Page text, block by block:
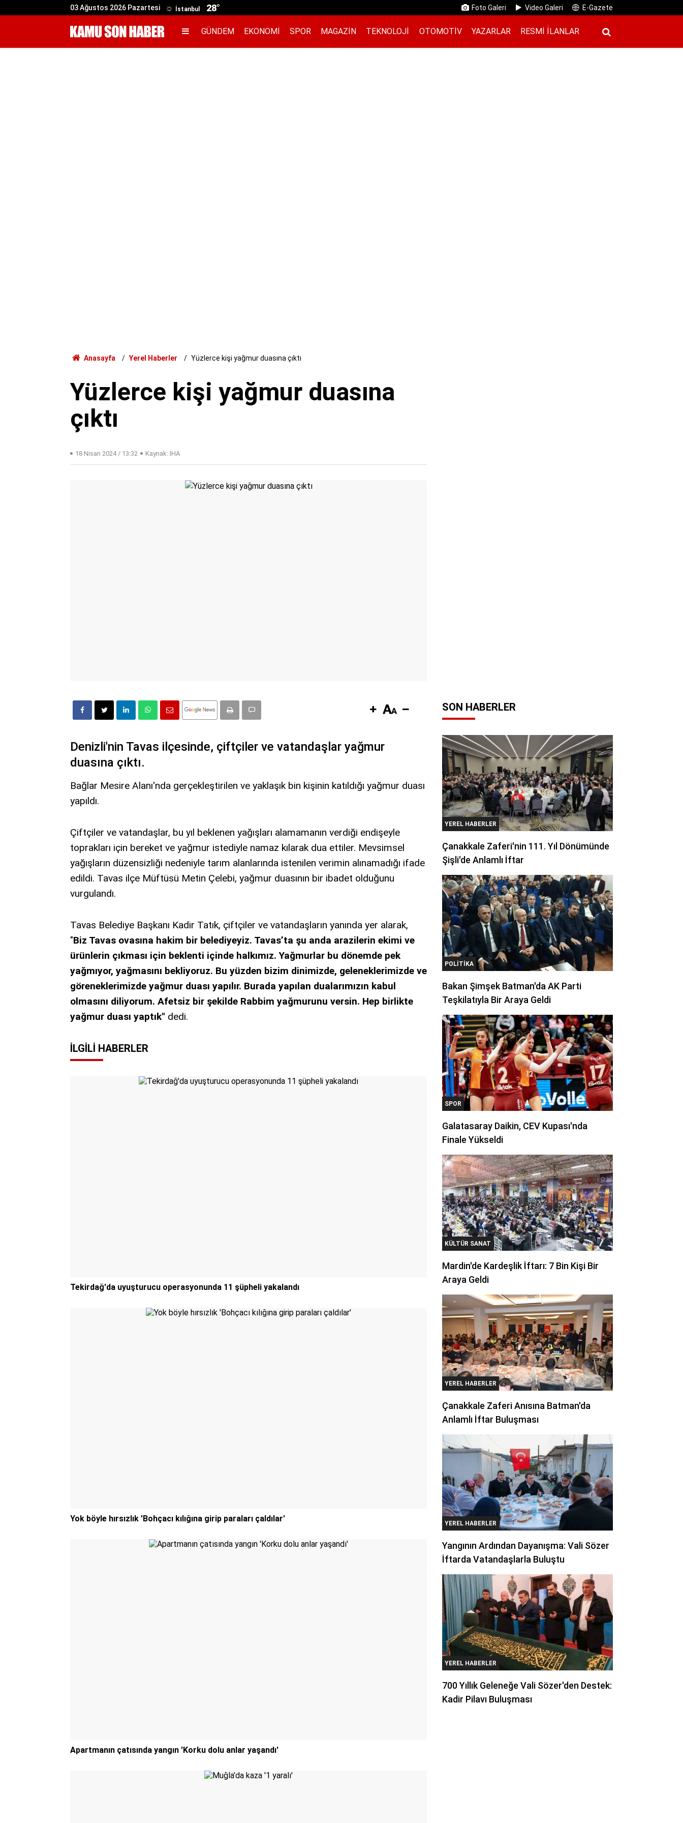
03 Ağustos 2026 Pazartesi İstanbul 28° Foto Galeri Video Galeri E-Gazete
GÜNDEM EKONOMI SPOR MAGAZIN TEKNOLOJI OTOMOTIV YAZARLAR RESMI İ̇LANLAR
Anasayfa Yerel Haberler Yüzlerce kişi yağmur duasına çıktı
Yüzlerce kişi yağmur duasına
çıktı
18 Nisan 2024 / 13:32 Kaynak: İHA
Denizli'nin Tavas ilçesinde, çiftçiler ve vatandaşlar yağmur
duasına çıktı.
Bağlar Mesire Alanı'nda gerçekleştirilen ve yaklaşık bin kişinin katıldığı yağmur duası
yapıldı.
Çiftçiler ve vatandaşlar, bu yıl beklenen yağışları alamamanın verdiği endişeyle
toprakları için bereket ve yağmur istediyle namaz kılarak dua ettiler. Mevsimsel
yağışların düzensizliği nedeniyle tarım alanlarında istenilen verimin alınamadığı ifade
edildi. Tavas ilçe Müftüsü Metin Çelebi, yağmur duasının bir ibadet olduğunu
vurgulandı.
Tavas Belediye Başkanı Kadir Tatık, çiftçiler ve vatandaşların yanında yer alarak,
"Biz Tavas ovasına hakim bir belediyeyiz. Tavas’ta şu anda arazilerin ekimi ve
ürünlerin çıkması için beklenti içinde halkımız. Yağmurlar bu dönemde pek
yağmıyor, yağmasını bekliyoruz. Bu yüzden bizim dinimizde, geleneklerimizde ve
göreneklerimizde yağmur duası yapılır. Burada yapılan dualarımızın kabul
olmasını diliyorum. Afetsiz bir şekilde Rabbim yağmurunu versin. Hep birlikte
yağmur duası yaptık" dedi.
İLGILI HABERLER
Tekirdağ'da uyuşturucu operasyonunda 11 şüpheli yakalandı
Yok böyle hırsızlık 'Bohçacı kılığına girip paraları çaldılar'
Apartmanın çatısında yangın 'Korku dolu anlar yaşandı'
SON HABERLER
YEREL HABERLER
Çanakkale Zaferi'nin 111. Yıl Dönümünde
Şişli'de Anlamlı İftar
POLITIKA
Bakan Şimşek Batman'da AK Parti
Teşkilatıyla Bir Araya Geldi
SPOR
Galatasaray Daikin, CEV Kupası'nda
Finale Yükseldi
KÜLTÜR SANAT
Mardin'de Kardeşlik İftarı: 7 Bin Kişi Bir
Araya Geldi
YEREL HABERLER
Çanakkale Zaferi Anısına Batman'da
Anlamlı İftar Buluşması
YEREL HABERLER
Yangının Ardından Dayanışma: Vali Sözer
İftarda Vatandaşlarla Buluştu
YEREL HABERLER
700 Yıllık Geleneğe Vali Sözer'den Destek:
Kadir Pilavı Buluşması